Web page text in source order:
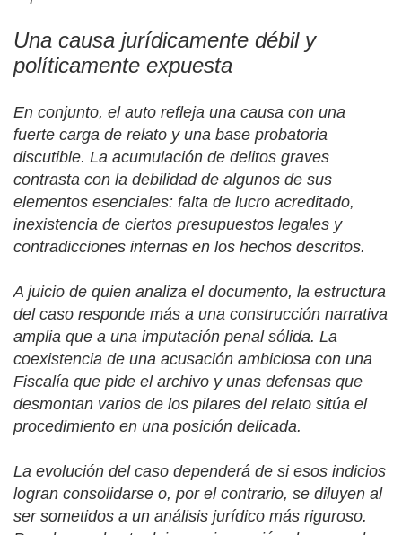
Una causa jurídicamente débil y
políticamente expuesta
En conjunto, el auto refleja una causa con una
fuerte carga de relato y una base probatoria
discutible. La acumulación de delitos graves
contrasta con la debilidad de algunos de sus
elementos esenciales: falta de lucro acreditado,
inexistencia de ciertos presupuestos legales y
contradicciones internas en los hechos descritos.
A juicio de quien analiza el documento, la estructura
del caso responde más a una construcción narrativa
amplia que a una imputación penal sólida. La
coexistencia de una acusación ambiciosa con una
Fiscalía que pide el archivo y unas defensas que
desmontan varios de los pilares del relato sitúa el
procedimiento en una posición delicada.
La evolución del caso dependerá de si esos indicios
logran consolidarse o, por el contrario, se diluyen al
ser sometidos a un análisis jurídico más riguroso.